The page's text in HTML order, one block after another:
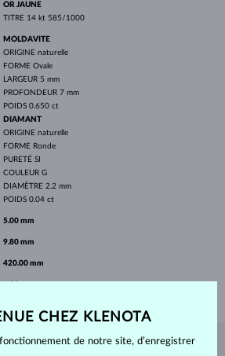
OR JAUNE
TITRE 14 kt 585/1000
MOLDAVITE
ORIGINE naturelle
FORME Ovale
LARGEUR 5 mm
PROFONDEUR 7 mm
POIDS 0.650 ct
DIAMANT
ORIGINE naturelle
FORME Ronde
PURETÉ SI
COULEUR G
DIAMÈTRE 2.2 mm
POIDS 0.04 ct
5.00 mm
9.80 mm
420.00 mm
CHEZ KLENOTA
de notre site, d’enregistrer